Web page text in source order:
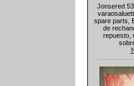
Jonsered
spare parts,
de
repuesto,